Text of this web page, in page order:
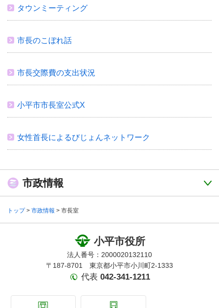
タウンミーティング
市長のこぼれ話
市長交際費の支出状況
小平市市長室公式X
女性首長によるびじょんネットワーク
市政情報
トップ> 市政情報 > 市長室
小平市役所
法人番号：2000020132110
〒187-8701 東京都小平市小川町2-1333
代表 042-341-1211